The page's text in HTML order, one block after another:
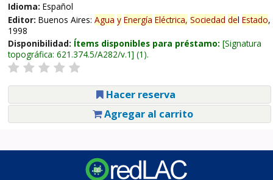
Idioma: Español
Editor: Buenos Aires: Agua y Energía Eléctrica, Sociedad del Estado,
1998
Disponibilidad: Ítems disponibles para préstamo: Signatura
topográfica: 621.374.5/A282/v.1 (1).
Hacer reserva
Agregar al carrito